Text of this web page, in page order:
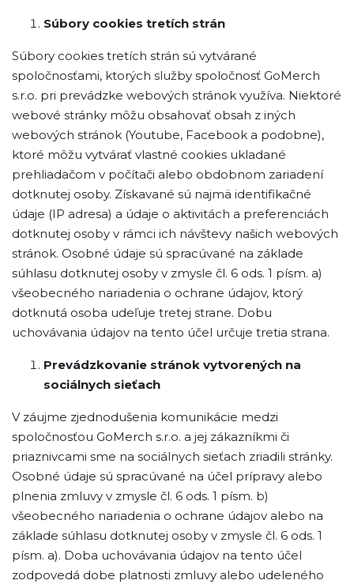
Súbory cookies tretích strán
Súbory cookies tretích strán sú vytvárané
spoločnosťami, ktorých služby spoločnosť GoMerch
s.r.o. pri prevádzke webových stránok využíva. Niektoré
webové stránky môžu obsahovať obsah z iných
webových stránok (Youtube, Facebook a podobne),
ktoré môžu vytvárať vlastné cookies ukladané
prehliadačom v počítači alebo obdobnom zariadení
dotknutej osoby. Získavané sú najmä identifikačné
údaje (IP adresa) a údaje o aktivitách a preferenciách
dotknutej osoby v rámci ich návštevy našich webových
stránok. Osobné údaje sú spracúvané na základe
súhlasu dotknutej osoby v zmysle čl. 6 ods. 1 písm. a)
všeobecného nariadenia o ochrane údajov, ktorý
dotknutá osoba udeľuje tretej strane. Dobu
uchovávania údajov na tento účel určuje tretia strana.
Prevádzkovanie stránok vytvorených na
sociálnych sieťach
V záujme zjednodušenia komunikácie medzi
spoločnosťou GoMerch s.r.o. a jej zákazníkmi či
priaznivcami sme na sociálnych sieťach zriadili stránky.
Osobné údaje sú spracúvané na účel prípravy alebo
plnenia zmluvy v zmysle čl. 6 ods. 1 písm. b)
všeobecného nariadenia o ochrane údajov alebo na
základe súhlasu dotknutej osoby v zmysle čl. 6 ods. 1
písm. a). Doba uchovávania údajov na tento účel
zodpovedá dobe platnosti zmluvy alebo udeleného